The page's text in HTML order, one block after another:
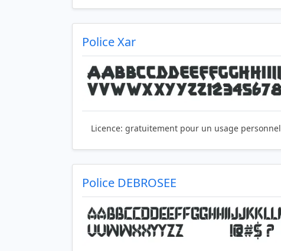
Police Xar
Licence: gratuitement pour un usage personnel
Police DEBROSEE